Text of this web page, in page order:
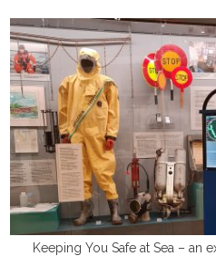
Keeping You Safe at Sea – an